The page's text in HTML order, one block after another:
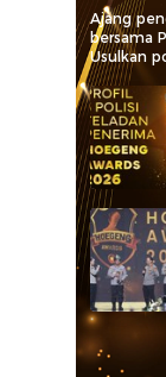
Ajang
bersama
Usulkan